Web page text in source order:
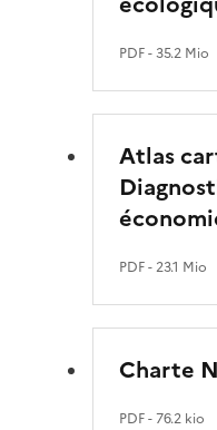
PDF- 35.2 Mio
Atlas
PDF- 23.1 Mio
Charte
PDF- 76.2 kio